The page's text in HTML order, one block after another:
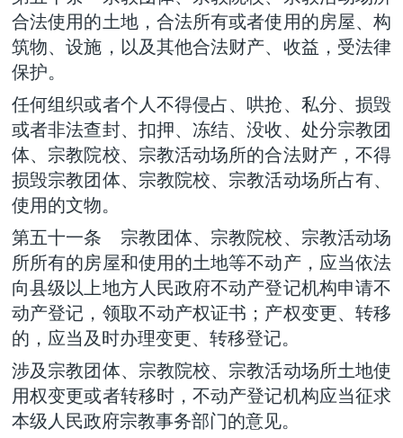
合法使用的土地，合法所有或者使用的房屋、构
筑物、设施，以及其他合法财产、收益，受法律
保护。
任何组织或者个人不得侵占、哄抢、私分、损毁
或者非法查封、扣押、冻结、没收、处分宗教团
体、宗教院校、宗教活动场所的合法财产，不得
损毁宗教团体、宗教院校、宗教活动场所占有、
使用的文物。
第五十一条 宗教团体、宗教院校、宗教活动场
所所有的房屋和使用的土地等不动产，应当依法
向县级以上地方人民政府不动产登记机构申请不
动产登记，领取不动产权证书；产权变更、转移
的，应当及时办理变更、转移登记。
涉及宗教团体、宗教院校、宗教活动场所土地使
用权变更或者转移时，不动产登记机构应当征求
本级人民政府宗教事务部门的意见。